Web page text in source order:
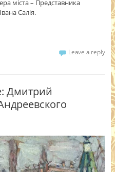
міста – Представника
Салія.
Leave a reply
Дмитрий